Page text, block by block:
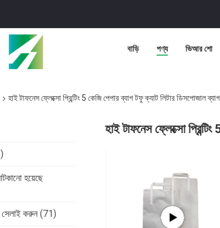
বাড়ি পণ্য ভিআর শো
হাই টাফনেস ফ্লেক্সো প্রিন্টিং 5 কেজি পেপার ব্যাগ টফু ক্যাট লিটার ডিসপোজাল ব্যাগ
হয়েছে
সেলাই করুন (71)
হাই টাফনেস ফ্লেক্সো